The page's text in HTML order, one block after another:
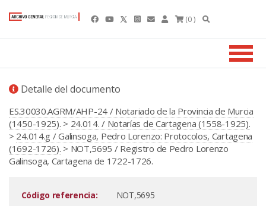
(0 )
Detalle del documento
ES.30030.AGRM/AHP-24 / Notariado de la Provincia de Murcia
(1450-1925). > 24.014. / Notarías de Cartagena (1558-1925).
> 24.014.g / Galinsoga, Pedro Lorenzo: Protocolos, Cartagena
(1692-1726). > NOT,5695 / Registro de Pedro Lorenzo
Galinsoga, Cartagena de 1722-1726.
Código referencia:
NOT,5695